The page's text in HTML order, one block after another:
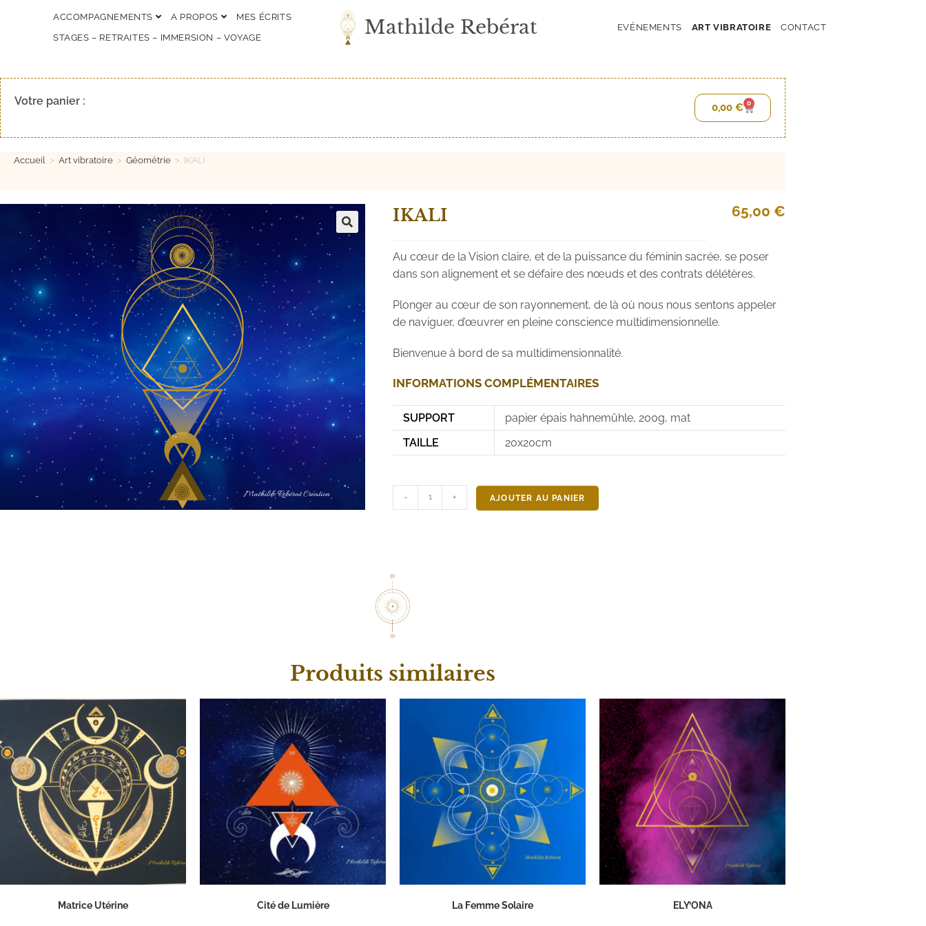
ACCOMPAGNEMENTS A PROPOS
MES ÉCRITS
STAGES – RETRAITES – IMMERSION – VOYAGE
Mathilde Rebérat EVÉNEMENTS ART VIBRATOIRE CONTACT
Votre panier : 0,00 € 0
Accueil > Art vibratoire > Géométrie > IKALI
🔍
IKALI 65,00 €
Au cœur de la Vision claire, et de la puissance du féminin sacrée, se poser
dans son alignement et se défaire des nœuds et des contrats délétères.
Plonger au cœur de son rayonnement, de là où nous nous sentons appeler
de naviguer, d’œuvrer en pleine conscience multidimensionnelle.
Bienvenue à bord de sa multidimensionnalité.
INFORMATIONS COMPLÉMENTAIRES
SUPPORT
papier épais hahnemühle, 200g, mat
TAILLE
20x20cm
- + AJOUTER AU PANIER
Produits similaires
Matrice Utérine Cité de Lumière La Femme Solaire ELY’ONA